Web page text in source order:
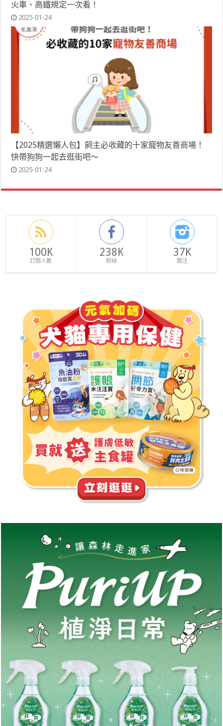
火車、高鐵規定一次看！
2025-01-24
【2025精選懶人包】飼主必收藏的十家寵物友善商場！
快帶狗狗一起去逛街吧～
2025-01-24
100K
訂閱人數
238K
粉絲
37K
關注